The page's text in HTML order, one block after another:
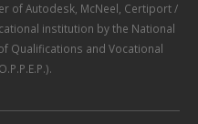
ofAutodesk, McNeel Certiport /
institution by the National
Qualifications and Vocational
.